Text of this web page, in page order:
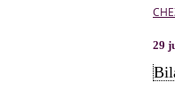
29